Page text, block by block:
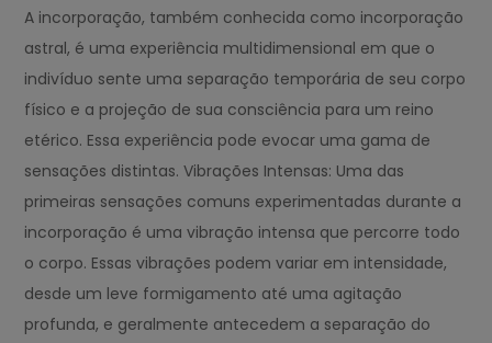
A incorporação, também conhecida como incorporação
astral, é uma experiência multidimensional em que o
indivíduo sente uma separação temporária de seu corpo
físico e a projeção de sua consciência para um reino
etérico. Essa experiência pode evocar uma gama de
sensações distintas. Vibrações Intensas: Uma das
primeiras sensações comuns experimentadas durante a
incorporação é uma vibração intensa que percorre todo
o corpo. Essas vibrações podem variar em intensidade,
desde um leve formigamento até uma agitação
profunda, e geralmente antecedem a separação do